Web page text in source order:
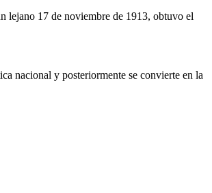
lejano 17 de noviembre de 1913, obtuvo el
nacional y posteriormente se convierte en la